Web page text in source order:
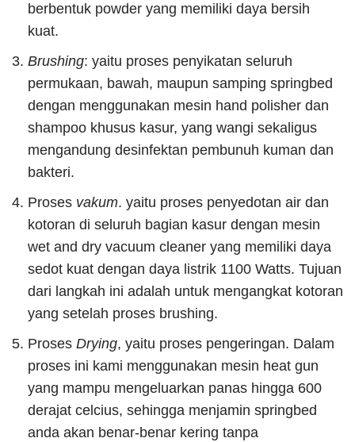
berbentuk powder yang memiliki daya bersih
kuat.
Brushing: yaitu proses penyikatan seluruh
permukaan, bawah, maupun samping springbed
dengan menggunakan mesin hand polisher dan
shampoo khusus kasur, yang wangi sekaligus
mengandung desinfektan pembunuh kuman dan
bakteri.
Proses vakum. yaitu proses penyedotan air dan
kotoran di seluruh bagian kasur dengan mesin
wet and dry vacuum cleaner yang memiliki daya
sedot kuat dengan daya listrik 1100 Watts. Tujuan
dari langkah ini adalah untuk mengangkat kotoran
yang setelah proses brushing.
Proses Drying, yaitu proses pengeringan. Dalam
proses ini kami menggunakan mesin heat gun
yang mampu mengeluarkan panas hingga 600
derajat celcius, sehingga menjamin springbed
anda akan benar-benar kering tanpa